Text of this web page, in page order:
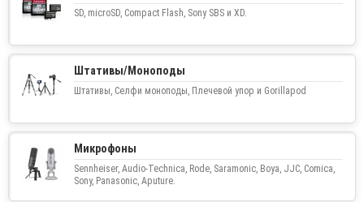
SD, microSD, Compact Flash, Sony SBS и XD.
Штативы/Моноподы
Штативы, Селфи моноподы, Плечевой упор и Gorillapod
Микрофоны
Sennheiser, Audio-Technica, Rode, Saramonic, Boya, JJC, Comica,
Sony, Panasonic, Aputure.